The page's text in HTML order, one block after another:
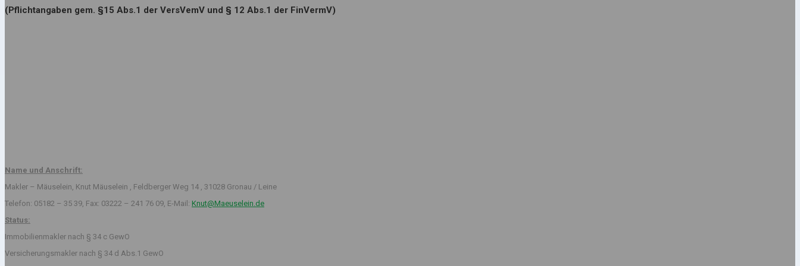
(Pflichtangaben gem. §15 Abs.1 der VersVemV und § 12 Abs.1 der FinVermV)
Name und Anschrift:
Makler – Mäuselein, Knut Mäuselein , Feldberger Weg 14 , 31028 Gronau / Leine
Telefon: 05182 – 35 39, Fax: 03222 – 241 76 09, E-Mail: Knut@Maeuselein.de
Status:
Immobilienmakler nach § 34 c GewO
Versicherungsmakler nach § 34 d Abs.1 GewO